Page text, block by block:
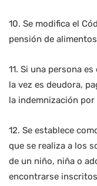
10. Se modifica el
pensión de
11. Si una persona
la vez es deudora,
la indemnización
12. Se establece
que se realiza a los
de un niño, niña o
encontrarse